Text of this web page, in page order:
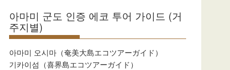
아마미 군도 인증 에코 투어 가이드 (거
주지별)
아마미 오시마（奄美大島エコツアーガイド）
기카이섬（喜界島エコツアーガイド）